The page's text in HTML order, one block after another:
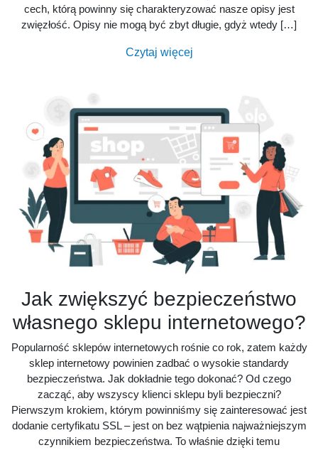
cech, którą powinny się charakteryzować nasze opisy jest
zwięzłość. Opisy nie mogą być zbyt długie, gdyż wtedy […]
Czytaj więcej
Jak zwiększyć bezpieczeństwo
własnego sklepu internetowego?
Popularność sklepów internetowych rośnie co rok, zatem każdy
sklep internetowy powinien zadbać o wysokie standardy
bezpieczeństwa. Jak dokładnie tego dokonać? Od czego
zacząć, aby wszyscy klienci sklepu byli bezpieczni?
Pierwszym krokiem, którym powinniśmy się zainteresować jest
dodanie certyfikatu SSL – jest on bez wątpienia najważniejszym
czynnikiem bezpieczeństwa. To właśnie dzięki temu